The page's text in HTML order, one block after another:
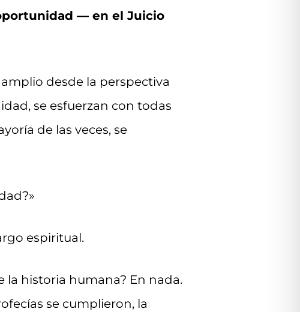
— en el Juicio
desde la perspectiva
se esfuerzan con todas
de las veces, se
espiritual.
la historia humana? En nada.
se cumplieron, la